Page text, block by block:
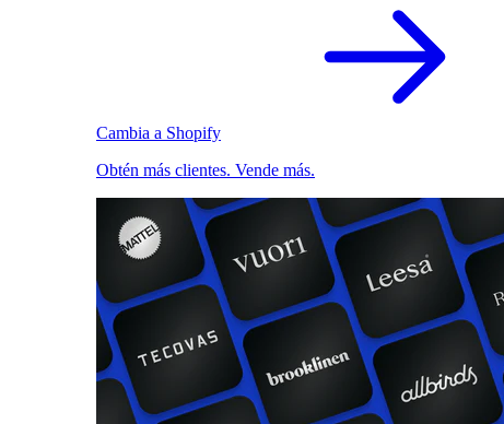
Cambia a Shopify
Obtén más clientes. Vende más.